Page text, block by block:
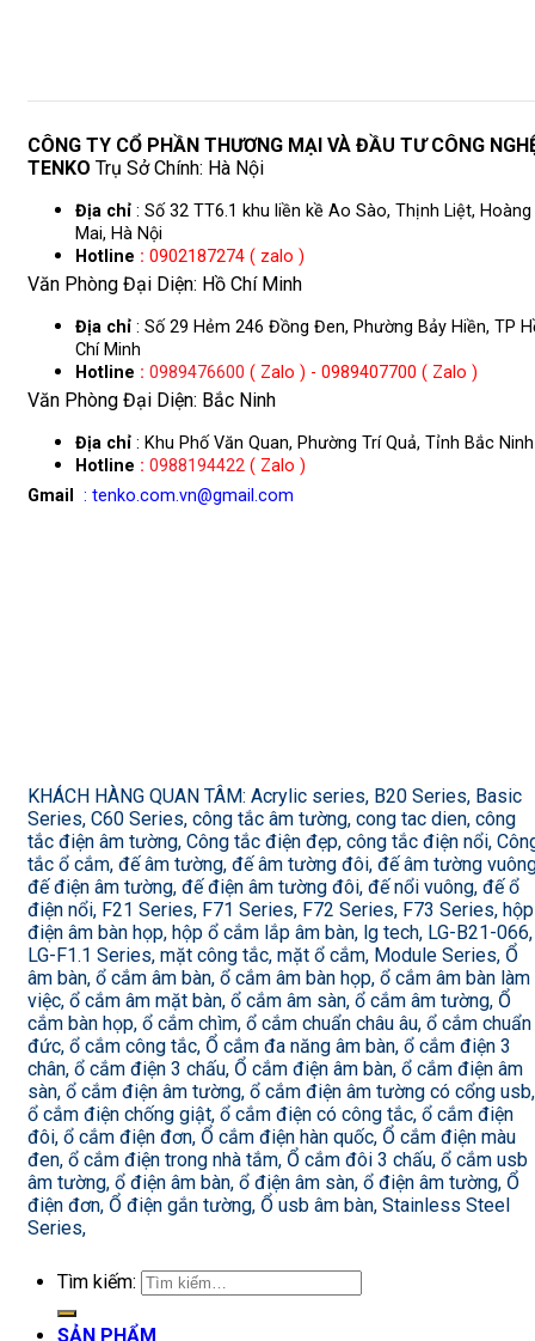
CÔNG TY CỔ PHẦN THƯƠNG MẠI VÀ ĐẦU TƯ CÔNG
TENKO Trụ Sở Chính: Hà Nội
Địa chỉ : Số 32 TT6.1 khu liền kề Ao Sào, Thịnh Liệt, Hoàng
Mai, Hà Nội
Hotline : 0902187274 ( zalo )
Văn Phòng Đại Diện: Hồ Chí Minh
Địa chỉ : Số 29 Hẻm 246 Đồng Đen, Phường Bảy Hiền, TP
Chí Minh
Hotline : 0989476600 ( Zalo ) - 0989407700 ( Zalo )
Văn Phòng Đại Diện: Bắc Ninh
Địa chỉ : Khu Phố Văn Quan, Phường Trí Quả, Tỉnh Bắc Ninh
Hotline : 0988194422 ( Zalo )
Gmail
: tenko.com.vn@gmail.com
KHÁCH HÀNG QUAN TÂM: Acrylic series, B20 Series, Basic
Series, C60 Series, công tắc âm tường, cong tac dien, công
tắc điện âm tường, Công tắc điện đẹp, công tắc điện nổi,
tắc ổ cắm, đế âm tường, đế âm tường đôi, đế âm tường
đế điện âm tường, đế điện âm tường đôi, đế nổi vuông, đế ổ
điện nổi, F21 Series, F71 Series, F72 Series, F73 Series, hộp
điện âm bàn họp, hộp ổ cắm lắp âm bàn, lg tech, LG-B21-066,
LG-F1.1 Series, mặt công tắc, mặt ổ cắm, Module Series, Ổ
âm bàn, ổ cắm âm bàn, ổ cắm âm bàn họp, ổ cắm âm bàn làm
việc, ổ cắm âm mặt bàn, ổ cắm âm sàn, ổ cắm âm tường, Ổ
cắm bàn họp, ổ cắm chìm, ổ cắm chuẩn châu âu, ổ cắm chuẩn
đức, ổ cắm công tắc, Ổ cắm đa năng âm bàn, ổ cắm điện 3
chân, ổ cắm điện 3 chấu, Ổ cắm điện âm bàn, ổ cắm điện âm
sàn, ổ cắm điện âm tường, ổ cắm điện âm tường có cổng usb,
ổ cắm điện chống giật, ổ cắm điện có công tắc, ổ cắm điện
đôi, ổ cắm điện đơn, Ổ cắm điện hàn quốc, Ổ cắm điện màu
đen, ổ cắm điện trong nhà tắm, Ổ cắm đôi 3 chấu, ổ cắm usb
âm tường, ổ điện âm bàn, ổ điện âm sàn, ổ điện âm tường, Ổ
điện đơn, Ổ điện gắn tường, Ổ usb âm bàn, Stainless Steel
Series,
Tìm kiếm:
SẢN PHẨM